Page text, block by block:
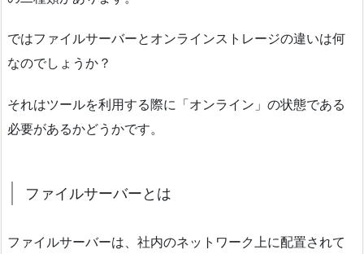
ではファイルサーバーとオンラインストレージの違いは何
なのでしょうか？
それはツールを利用する際に「オンライン」の状態である
必要があるかどうかです。
ファイルサーバーとは
ファイルサーバーは、社内のネットワーク上に配置されて